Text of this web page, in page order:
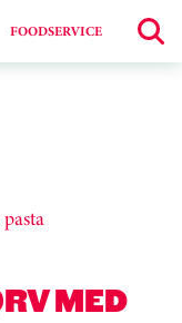
FOODSERVICE
MED